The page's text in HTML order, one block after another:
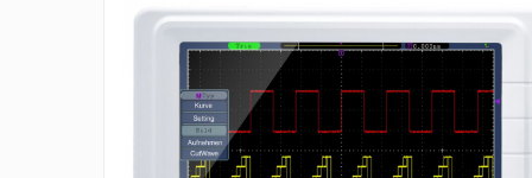
Multimetre Digitale